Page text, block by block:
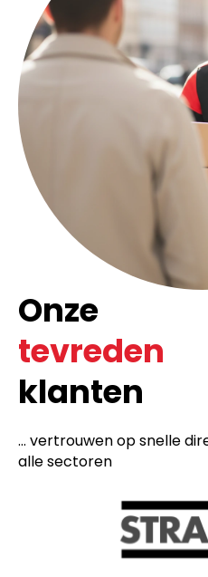
Onze
tevreden
klanten
... vertrouwen op snelle
alle sectoren